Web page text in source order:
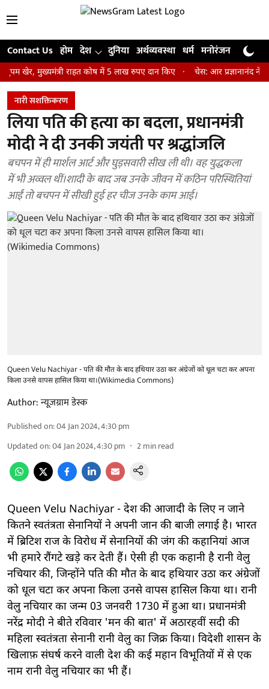
Contact Us होम देश दुनिया अर्थव्यवस्था धर्म मनोरंजन खेल
राहत कोष में 5 लाख रुपए दान किए चेस: आर प्रज्ञानानंद ने जीता सेंट
नारी सशक्तिकरण
लिया पति की हत्या का बदला, प्रधानमंत्री
मोदी ने दी उनकी जयंती पर श्रद्धांजलि
बचपन में ही मार्शल आर्ट और घुड़सवारी सीख ली थी। वह युद्धकला
में भी अव्वल थीं।शादी के बाद जब उनके जीवन में कठिन परिस्थितियां
आईं तो बचपन में सीखी हुई हर चीज उनके काम आई।
Queen Velu Nachiyar - पति की मौत के बाद हथियार उठा कर अंग्रेजों को धूल चटा कर अपना
किला उनसे वापस हासिल किया था।(Wikimedia Commons)
Author:न्यूज़ग्राम डेस्क
Published on:04 Jan 2024, 4:30 pm
Updated on:04 Jan 2024, 4:30 pm 2min read
Queen Velu Nachiyar - देश की आजादी के लिए न जाने
कितने स्वतंत्रता सेनानियों ने अपनी जान की बाजी लगाई है। भारत
में ब्रिटिश राज के विरोध में सेनानियों की जंग की कहानियां आज
भी हमारे रौंगटे खड़े कर देती हैं। ऐसी ही एक कहानी है रानी वेलु
नचियार की, जिन्होंने पति की मौत के बाद हथियार उठा कर अंग्रेजों
को धूल चटा कर अपना किला उनसे वापस हासिल किया था। रानी
वेलु नचियार का जन्म 03 जनवरी 1730 में हुआ था। प्रधानमंत्री
नरेंद्र मोदी ने बीते रविवार 'मन की बात' में अठारहवीं सदी की
महिला स्वतंत्रता सेनानी रानी वेलु का जिक्र किया। विदेशी शासन के
खिलाफ़ संघर्ष करने वाली देश की कई महान विभूतियों में से एक
नाम रानी वेलु नचियार का भी हैं।